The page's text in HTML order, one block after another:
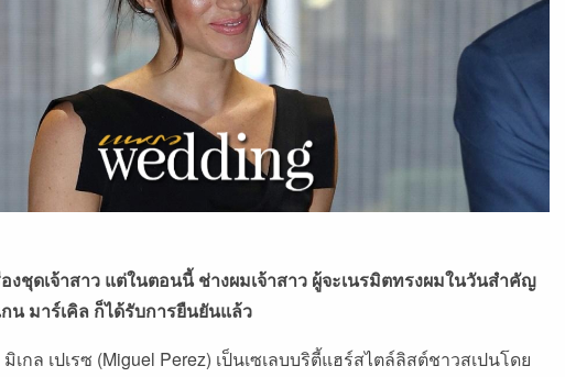
องชุดเจ้าสาว แต่ในตอนนี้ ช่างผมเจ้าสาว ผู้จะเนรมิตทรงผมในวันสำคัญ
น มาร์เคิล ก็ได้รับการยืนยันแล้ว
กล เปเรซ (Miguel Perez) เป็นเซเลบบริตี้แฮร์สไตล์ลิสต์ชาวสเปนโดย